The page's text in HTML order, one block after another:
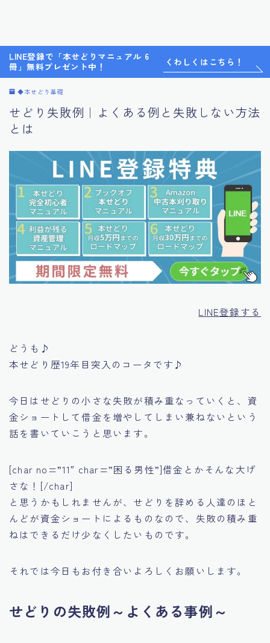
LINE登録で「本せどりマニュアル 6
冊」無料プレゼント中！
くわしくはこちら！
◆本せどり基礎
せどり失敗例｜よくある例と失敗しない方法
とは
LINE登録する
どうも♪
本せどり歴19年目突入のコータです♪
今日はせどりの小さな失敗が積み重なっていくと、資
金ショートして借金を増やしてしまい兼ねないという
話を書いていこうと思います。
[char no=”11″ char=”困る男性”]借金とかそんな大げ
さな！[/char]
と思うかもしれませんが、せどりを辞める人達のほと
んどが資金ショートによるものなので、失敗の積み重
ねはできるだけ少なくしたいものです。
それでは今日もお付き合いよろしくお願いします。
せどりの失敗例～よくある事例～